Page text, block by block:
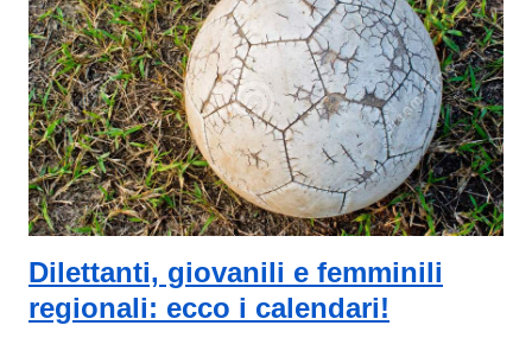
Dilettanti, giovanili e femminili
regionali: ecco i calendari!